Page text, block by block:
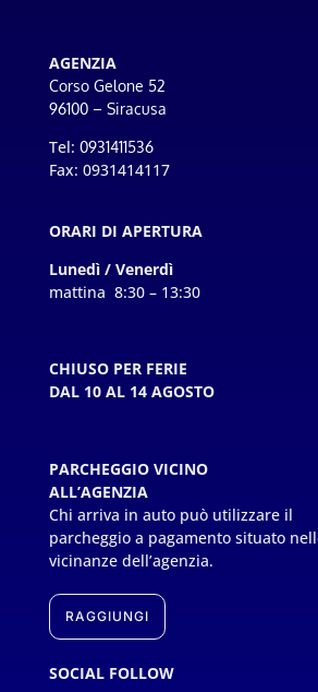
AGENZIA
Corso Gelone 52
96100 – Siracusa
Tel: 0931411536
Fax: 0931414117
ORARI DI APERTURA
Lunedì / Venerdì
mattina 8:30 – 13:30
CHIUSO PER FERIE
DAL 10 AL 14 AGOSTO
PARCHEGGIO VICINO
ALL’AGENZIA
Chi arriva in auto può utilizzare il
parcheggio a pagamento situato
vicinanze dell’agenzia.
RAGGIUNGI
SOCIAL FOLLOW